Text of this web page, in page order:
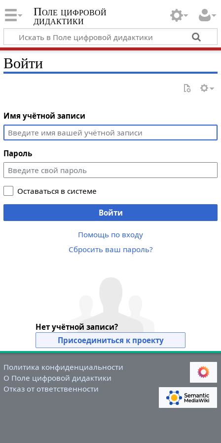
Поле цифровой
дидактики
Войти
Имя учётной записи
Пароль
Оставаться в системе
Войти
Помощь по входу
Сбросить ваш пароль?
Нет учётной записи?
Присоединиться к проекту
Политика конфиденциальности
О Поле цифровой дидактики
Отказ от ответственности